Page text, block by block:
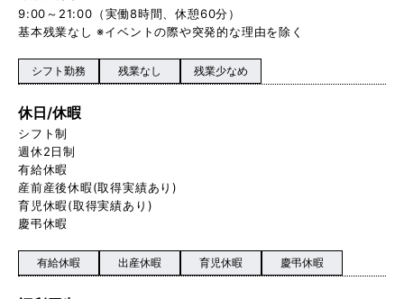
9:00～21:00（実働8時間、休憩60分）
基本残業なし ※イベントの際や突発的な理由を除く
シフト勤務 残業なし 残業少なめ
休日/休暇
シフト制
週休2日制
有給休暇
産前産後休暇(取得実績あり)
育児休暇(取得実績あり)
慶弔休暇
有給休暇 出産休暇 育児休暇 慶弔休暇